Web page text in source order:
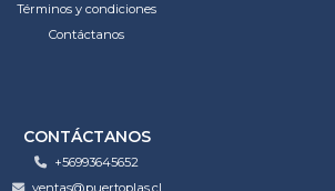
Términos y condiciones
Contáctanos
CONTÁCTANOS
+56993645652
ventas@puertoplas.cl